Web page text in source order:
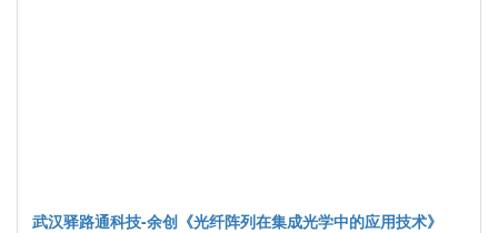
武汉驿路通科技-余创《光纤阵列在集成光学中的应用技术》